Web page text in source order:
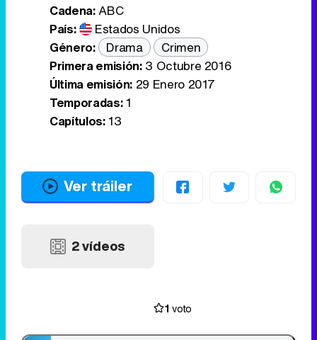
Cadena:ABC
País:
Estados Unidos
Género:
Drama
Crimen
Primera emisión:3 Octubre 2016
Última emisión:29 Enero 2017
Temporadas:1
Capítulos:13
Ver tráiler
2 vídeos
1 voto